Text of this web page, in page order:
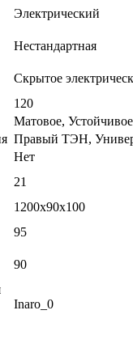
Электрический
Нестандартная
Скрытое
120
Матовое,
Правый ТЭН,
Нет
21
1200х90х100
95
90
Inaro_0